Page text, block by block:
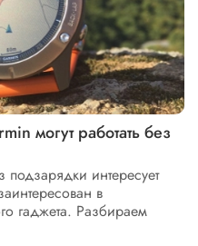
могут работать без
интересует
в
гаджета. Разбираем